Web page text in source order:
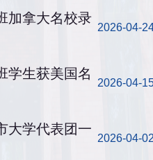
加拿大名校录
2026-04-
学生获美国名
2026-04-
大学代表团一
2026-04-